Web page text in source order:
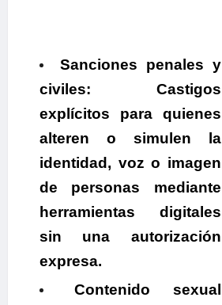
Sanciones penales y
civiles: Castigos
explícitos para quienes
alteren o simulen la
identidad, voz o imagen
de personas mediante
herramientas digitales
sin una autorización
expresa.
Contenido sexual